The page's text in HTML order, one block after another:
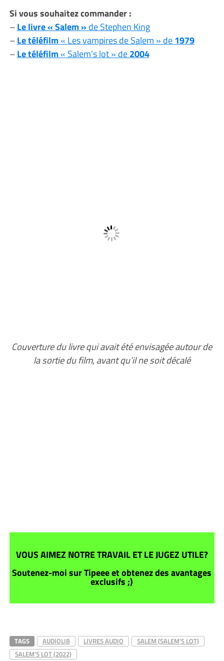
Si vous souhaitez commander :
–Le livre « Salem »de Stephen King
–Le téléfilm« Les vampires de Salem » de1979
–Le téléfilm« Salem’s lot » de2004
Couverture du livre qui avait été envisagée autour de
la sortie du film, avant qu’il ne soit décalé
VOUS AIMEZ NOTRE TRAVAIL ET LE JUGEZ UTILE?
Soutenez-moi sur Tipeee et obtenez des avantages
exclusifs ;)
TAGS AUDIOLIB LIVRES AUDIO
SALEM (SALEM'S LOT)
SALEM'S LOT (2022)